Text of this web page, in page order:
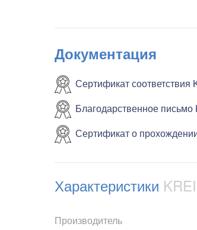
Документация
Сертификат соответствия
Благодарственное письмо
Сертификат о
Характеристики
Производитель